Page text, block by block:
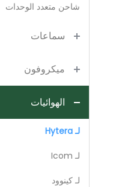
شاحن متعدد الوحدات
سماعات
ميكروفون
الهوائيات
لـ Hytera
لـ Icom
لـ كينوود